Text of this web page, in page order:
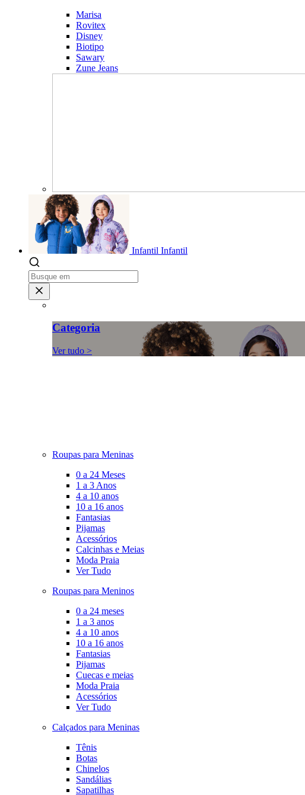
Marisa
Rovitex
Disney
Biotipo
Sawary
Zune Jeans
Infantil Infantil
Categoria
Ver tudo >
Roupas para Meninas
0 a 24 Meses
1 a 3 Anos
4 a 10 anos
10 a 16 anos
Fantasias
Pijamas
Acessórios
Calcinhas e Meias
Moda Praia
Ver Tudo
Roupas para Meninos
0 a 24 meses
1 a 3 anos
4 a 10 anos
10 a 16 anos
Fantasias
Pijamas
Cuecas e meias
Moda Praia
Acessórios
Ver Tudo
Calçados para Meninas
Tênis
Botas
Chinelos
Sandálias
Sapatilhas